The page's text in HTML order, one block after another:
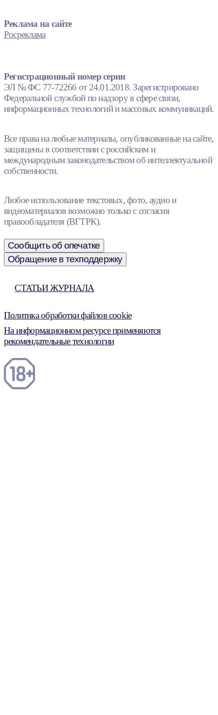
Реклама на сайте
Росреклама
Регистрационный номер серии
ЭЛ № ФС 77-72266 от 24.01.2018. Зарегистрировано
Федеральной службой по надзору в сфере связи,
информационных технологий и массовых коммуникаций.
Все права на любые материалы, опубликованные на сайте,
защищены в соответствии с российским и
международным законодательством об интеллектуальной
собственности.
Любое использование текстовых, фото, аудио и
видеоматериалов возможно только с согласия
правообладателя (ВГТРК).
Сообщить об опечатке
Обращение в техподдержку
СТАТЬИ ЖУРНАЛА
Политика обработки файлов cookie
На информационном ресурсе применяются
рекомендательные технологии